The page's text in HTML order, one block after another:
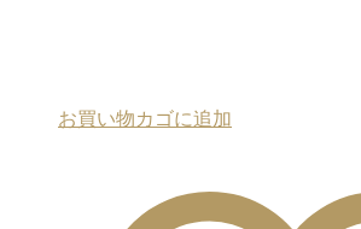
お買い物カゴに追加